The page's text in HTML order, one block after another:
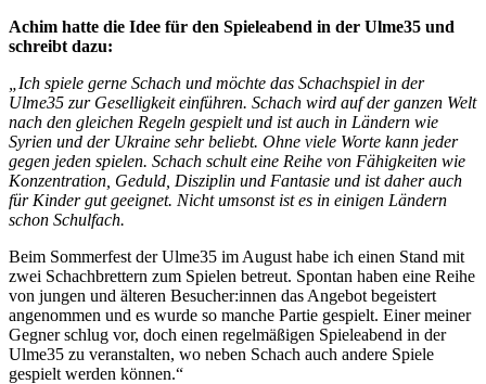
Achim hatte die Idee für den Spieleabend in der Ulme35 und
schreibt dazu:
„Ich spiele gerne Schach und möchte das Schachspiel in der
Ulme35 zur Geselligkeit einführen. Schach wird auf der ganzen Welt
nach den gleichen Regeln gespielt und ist auch in Ländern wie
Syrien und der Ukraine sehr beliebt. Ohne viele Worte kann jeder
gegen jeden spielen. Schach schult eine Reihe von Fähigkeiten wie
Konzentration, Geduld, Disziplin und Fantasie und ist daher auch
für Kinder gut geeignet. Nicht umsonst ist es in einigen Ländern
schon Schulfach.
Beim Sommerfest der Ulme35 im August habe ich einen Stand mit
zwei Schachbrettern zum Spielen betreut. Spontan haben eine Reihe
von jungen und älteren Besucher:innen das Angebot begeistert
angenommen und es wurde so manche Partie gespielt. Einer meiner
Gegner schlug vor, doch einen regelmäßigen Spieleabend in der
Ulme35 zu veranstalten, wo neben Schach auch andere Spiele
gespielt werden können.“